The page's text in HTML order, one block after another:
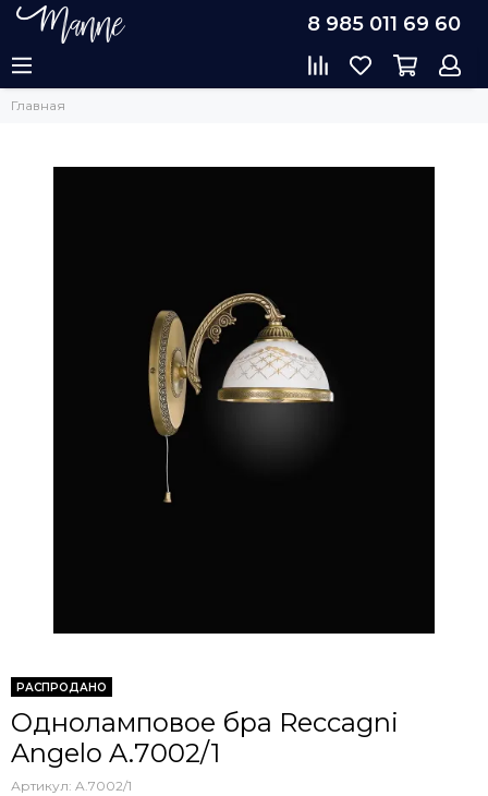
8 985 011 69 60
Главная
РАСПРОДАНО
Одноламповое бра Reccagni
Angelo A.7002/1
Артикул: A.7002/1